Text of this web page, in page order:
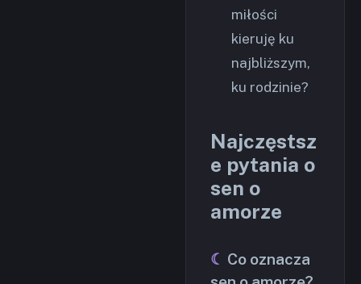
miłości
kieruję ku
najbliższym,
ku rodzinie?
Najczęstsz
e pytania o
sen o
amorze
Co oznacza